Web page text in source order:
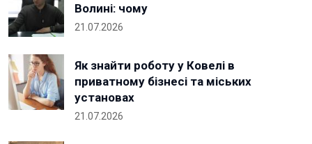
Волині: чому
21.07.2026
Як знайти роботу у Ковелі в
приватному бізнесі та міських
установах
21.07.2026